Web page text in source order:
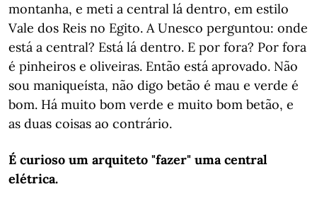
montanha, e meti a central lá dentro, em estilo
Vale dos Reis no Egito. A Unesco perguntou: onde
está a central? Está lá dentro. E por fora? Por fora
é pinheiros e oliveiras. Então está aprovado. Não
sou maniqueísta, não digo betão é mau e verde é
bom. Há muito bom verde e muito bom betão, e
as duas coisas ao contrário.
É curioso um arquiteto "fazer" uma central
elétrica.